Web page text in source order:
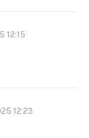
12:15
12:23